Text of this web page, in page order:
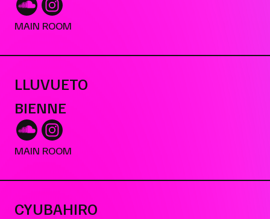
MAIN ROOM
LLUVUETO
BIENNE
MAIN ROOM
CYUBAHIRO